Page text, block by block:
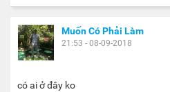
Muốn Có Phải Làm
21:53 - 08-09-2018
có ai ở đây ko